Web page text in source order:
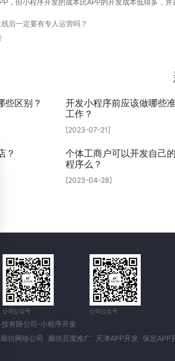
后一定要有专人运营吗？
些区别？
开发小程序前应该做哪些
工作？
[2023-07-21]
？
个体工商户可以开发自己
程序么？
[2023-04-28]
公司公众号 公司公众号
有限公司-小程序开发
廊坊网络公司 廊坊百度推广 天津APP开发 保定APP